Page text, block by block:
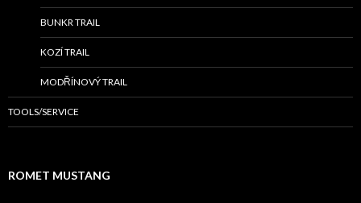
BUNKR TRAIL
KOZÍ TRAIL
MODŘÍNOVÝ TRAIL
TOOLS/SERVICE
ROMET MUSTANG